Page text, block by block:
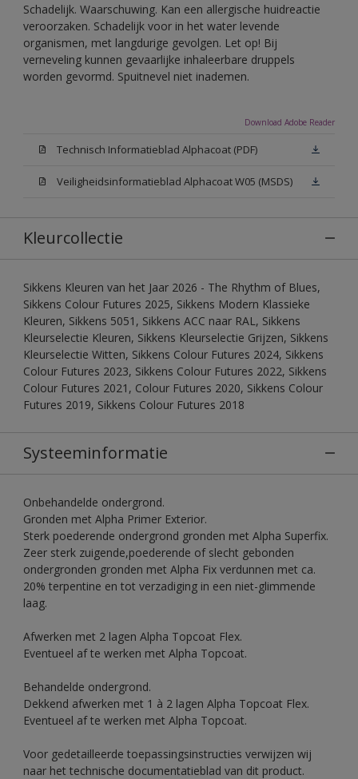
Schadelijk. Waarschuwing. Kan een allergische huidreactie
veroorzaken. Schadelijk voor in het water levende
organismen, met langdurige gevolgen. Let op! Bij
verneveling kunnen gevaarlijke inhaleerbare druppels
worden gevormd. Spuitnevel niet inademen.
Download Adobe Reader
Technisch Informatieblad Alphacoat (PDF)
Veiligheidsinformatieblad Alphacoat W05 (MSDS)
Kleurcollectie
Sikkens Kleuren van het Jaar 2026 - The Rhythm of Blues,
Sikkens Colour Futures 2025, Sikkens Modern Klassieke
Kleuren, Sikkens 5051, Sikkens ACC naar RAL, Sikkens
Kleurselectie Kleuren, Sikkens Kleurselectie Grijzen, Sikkens
Kleurselectie Witten, Sikkens Colour Futures 2024, Sikkens
Colour Futures 2023, Sikkens Colour Futures 2022, Sikkens
Colour Futures 2021, Colour Futures 2020, Sikkens Colour
Futures 2019, Sikkens Colour Futures 2018
Systeeminformatie
Onbehandelde ondergrond.
Gronden met Alpha Primer Exterior.
Sterk poederende ondergrond gronden met Alpha Superfix.
Zeer sterk zuigende,poederende of slecht gebonden
ondergronden gronden met Alpha Fix verdunnen met ca.
20% terpentine en tot verzadiging in een niet-glimmende
laag.
Afwerken met 2 lagen Alpha Topcoat Flex.
Eventueel af te werken met Alpha Topcoat.
Behandelde ondergrond.
Dekkend afwerken met 1 à 2 lagen Alpha Topcoat Flex.
Eventueel af te werken met Alpha Topcoat.
Voor gedetailleerde toepassingsinstructies verwijzen wij
naar het technische documentatieblad van dit product.